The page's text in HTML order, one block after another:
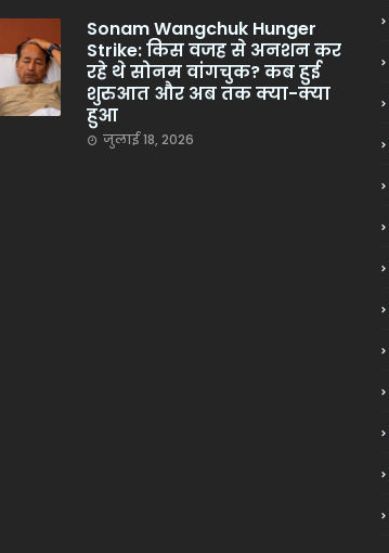
Sonam Wangchuk Hunger
Strike: किस वजह से अनशन कर
रहे थे सोनम वांगचुक? कब हुई
शुरुआत और अब तक क्या-क्या
हुआ
जुलाई 18, 2026